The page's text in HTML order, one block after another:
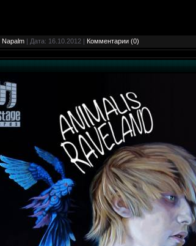
Napalm | Дата: 16.10.2012 | Комментарии (0)